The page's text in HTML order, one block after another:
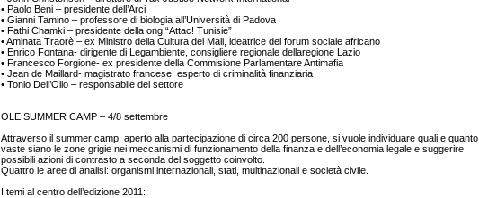
• Paolo Beni – presidente dell’Arci
• Gianni Tamino – professore di biologia all’Università di Padova
• Fathi Chamki – presidente della ong “Attac! Tunisie”
• Aminata Traorè – ex Ministro della Cultura del Mali, ideatrice del forum sociale africano
• Enrico Fontana- dirigente di Legambiente, consigliere regionale dellaregione Lazio
• Francesco Forgione- ex presidente della Commisione Parlamentare Antimafia
• Jean de Maillard- magistrato francese, esperto di criminalità finanziaria
• Tonio Dell’Olio – responsabile del settore
OLE SUMMER CAMP – 4/8 settembre
Attraverso il summer camp, aperto alla partecipazione di circa 200 persone, si vuole individuare quali e quanto
vaste siano le zone grigie nei meccanismi di funzionamento della finanza e dell’economia legale e suggerire
possibili azioni di contrasto a seconda del soggetto coinvolto.
Quattro le aree di analisi: organismi internazionali, stati, multinazionali e società civile.
I temi al centro dell’edizione 2011: